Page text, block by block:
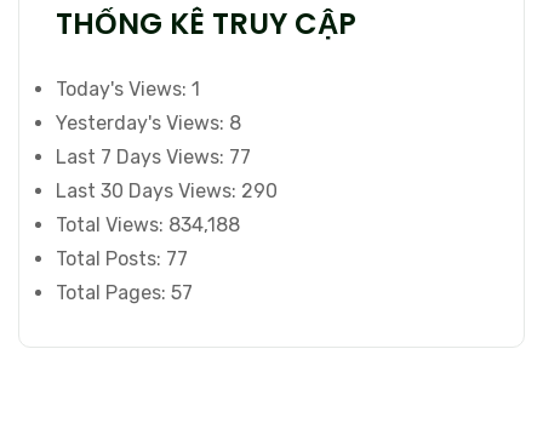
THỐNG KÊ TRUY CẬP
Today's Views: 1
Yesterday's Views: 8
Last 7 Days Views: 77
Last 30 Days Views: 290
Total Views: 834,188
Total Posts: 77
Total Pages: 57